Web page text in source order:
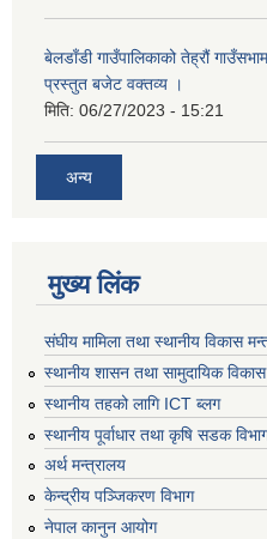
बेलडाँडी गाउँपालिकाको तेह्रौं
प्रस्तुत बजेट वक्तव्य ।
मिति: 06/27/2023 - 15:21
अन्य
मुख्य लिंक
संघीय मामिला तथा स्थानीय विकास
स्थानीय शासन तथा सामुदायिक
स्थानीय तहको लागि ICT ब्लग
स्थानीय पूर्वाधार तथा कृषि सडक
अर्थ मन्त्रालय
केन्द्रीय पञ्जिकरण विभाग
नेपाल कानुन आयोग